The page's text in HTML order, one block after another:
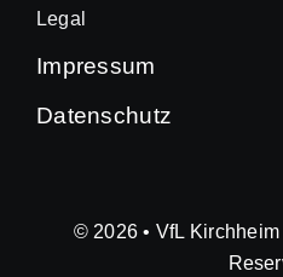
Legal
Impressum
Datenschutz
© 2026 • VfL